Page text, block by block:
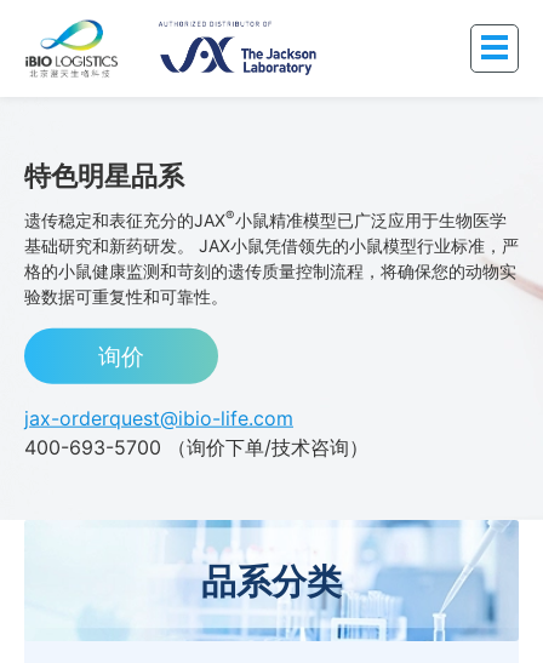
特色明星品系
遗传稳定和表征充分的JAX®小鼠精准模型已广泛应用于生物医学
基础研究和新药研发。 JAX小鼠凭借领先的小鼠模型行业标准，严
格的小鼠健康监测和苛刻的遗传质量控制流程，将确保您的动物实
验数据可重复性和可靠性。
询价
jax-orderquest@ibio-life.com
400-693-5700 （询价下单/技术咨询）
品系分类